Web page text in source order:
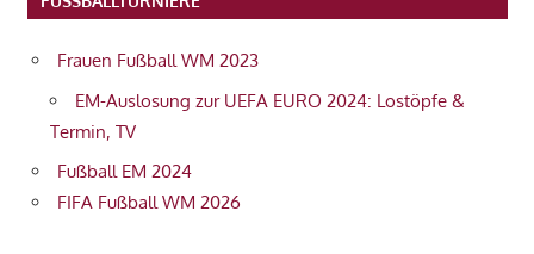
Frauen Fußball WM 2023
EM-Auslosung zur UEFA EURO 2024: Lostöpfe &
Termin, TV
Fußball EM 2024
FIFA Fußball WM 2026